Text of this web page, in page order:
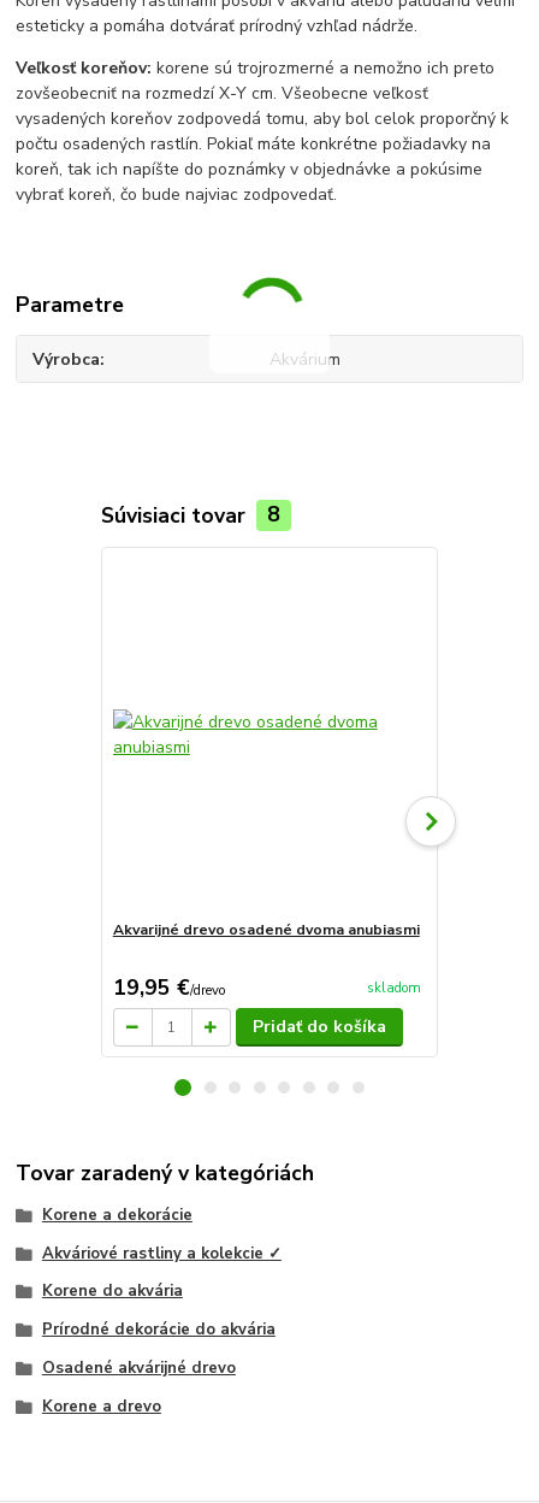
esteticky a pomáha dotvárať prírodný vzhľad nádrže.
Veľkosť koreňov:korene sú trojrozmerné a nemožno ich preto
zovšeobecniť na rozmedzí X-Y cm. Všeobecne veľkosť
vysadených koreňov zodpovedá tomu, aby bol celok proporčný k
počtu osadených rastlín. Pokiaľ máte konkrétne požiadavky na
koreň, tak ich napíšte do poznámky v objednávke a pokúsime
vybrať koreň, čo bude najviac zodpovedať.
Parametre
Výrobca Akvárium
Súvisiaci tovar 8
Akvarijné drevo osadené dvoma anubiasmi
19,95 €/drevo skladom
Pridať do košíka
Tovar zaradený v kategóriách
Korene a dekorácie
Akváriové rastliny a kolekcie ✓
Korene do akvária
Prírodné dekorácie do akvária
Osadené akvárijné drevo
Korene a drevo